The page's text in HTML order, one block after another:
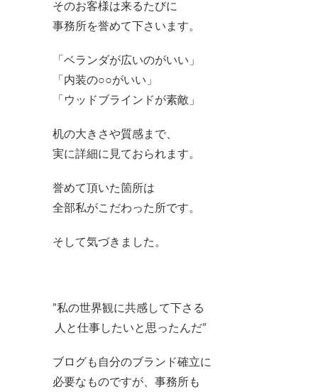
そのお客様は来るたびに
事務所を誉めて下さいます。
「ベランダが広いのがいい」
「内装の○○がいい」
「ウッドブラインドが素敵」
机の大きさや質感まで、
実に詳細に見ておられます。
誉めて頂いた箇所は
全部私がこだわった所です。
そして気づきました。
”私の世界観に共感して下さる
人と仕事したいと思ったんだ”
ブログも自分のブランド確立に
必要なものですが、事務所も